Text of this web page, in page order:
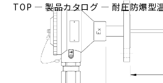
TOP 製品カタログ 耐圧防爆型